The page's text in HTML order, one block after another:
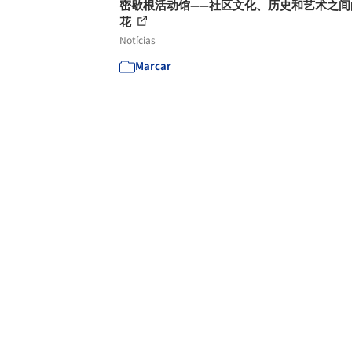
密歇根活动馆——社区文化、历史和艺术之
花
Notícias
Marcar